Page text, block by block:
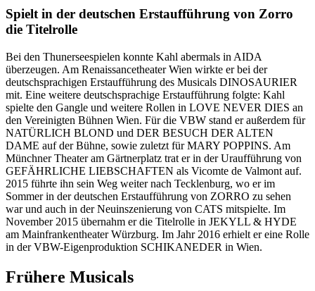
Spielt in der deutschen Erstaufführung von Zorro
die Titelrolle
Bei den Thunerseespielen konnte Kahl abermals in AIDA
überzeugen. Am Renaissancetheater Wien wirkte er bei der
deutschsprachigen Erstaufführung des Musicals DINOSAURIER
mit. Eine weitere deutschsprachige Erstaufführung folgte: Kahl
spielte den Gangle und weitere Rollen in LOVE NEVER DIES an
den Vereinigten Bühnen Wien. Für die VBW stand er außerdem für
NATÜRLICH BLOND und DER BESUCH DER ALTEN
DAME auf der Bühne, sowie zuletzt für MARY POPPINS. Am
Münchner Theater am Gärtnerplatz trat er in der Uraufführung von
GEFÄHRLICHE LIEBSCHAFTEN als Vicomte de Valmont auf.
2015 führte ihn sein Weg weiter nach Tecklenburg, wo er im
Sommer in der deutschen Erstaufführung von ZORRO zu sehen
war und auch in der Neuinszenierung von CATS mitspielte. Im
November 2015 übernahm er die Titelrolle in JEKYLL & HYDE
am Mainfrankentheater Würzburg. Im Jahr 2016 erhielt er eine Rolle
in der VBW-Eigenproduktion SCHIKANEDER in Wien.
Frühere Musicals